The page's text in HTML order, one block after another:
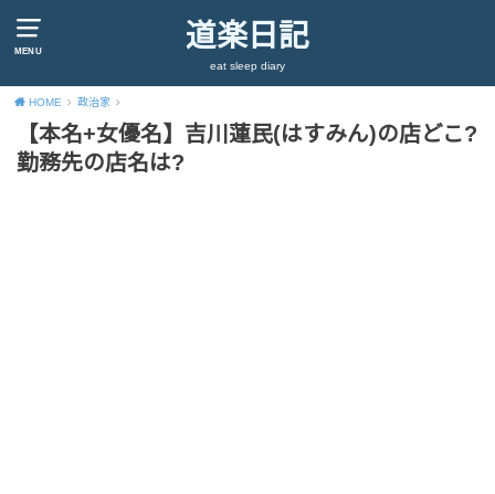
MENU 道楽日記
eat sleep diary
HOME 政治家
【本名+女優名】吉川蓮民(はすみん)の店どこ?
勤務先の店名は?